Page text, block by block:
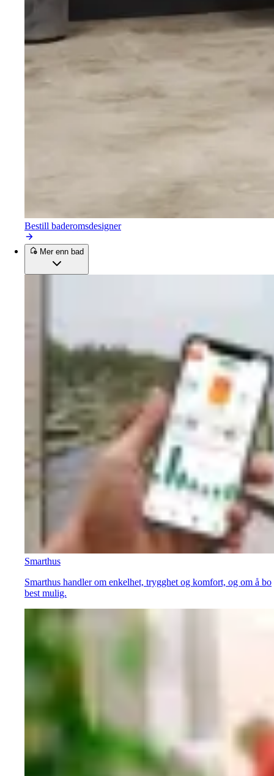
Bestill baderomsdesigner
Mer enn bad
Smarthus
Smarthus handler om enkelhet, trygghet og komfort, og om å bo
best mulig.